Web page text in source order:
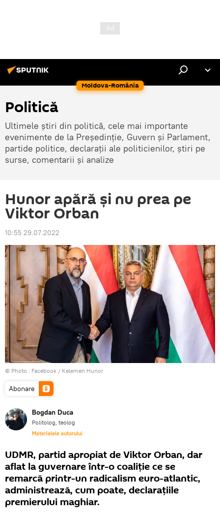
Moldova-România
Politică
Ultimele știri din politică, cele mai importante
evenimente de la Președinție, Guvern și Parlament,
partide politice, declarații ale politicienilor, știri pe
surse, comentarii și analize
Hunor apără și nu prea pe
Viktor Orban
10:55 29.07.2022
© Photo : Facebook / Kelemen Hunor
Abonare
Bogdan Duca
Politolog, teolog
Materialele autorului
UDMR, partid apropiat de Viktor Orban, dar
aflat la guvernare într-o coaliție ce se
remarcă printr-un radicalism euro-atlantic,
administrează, cum poate, declarațiile
premierului maghiar.